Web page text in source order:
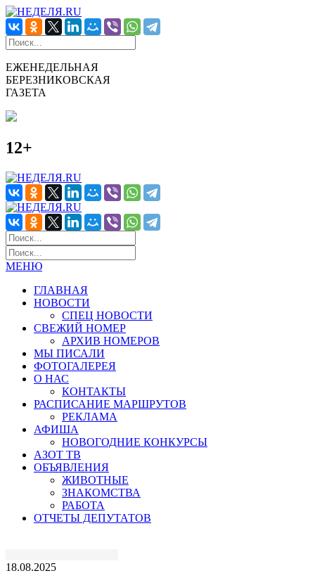
ЕЖЕНЕДЕЛЬНАЯ
БЕРЕЗНИКОВСКАЯ
ГАЗЕТА
12+
МЕНЮ
ГЛАВНАЯ
НОВОСТИ
СПЕЦ НОВОСТИ
СВЕЖИЙ НОМЕР
АРХИВ НОМЕРОВ
МЫ ПИСАЛИ
ФОТОГАЛЕРЕЯ
О НАС
КОНТАКТЫ
РАСПИСАНИЕ МАРШРУТОВ
РЕКЛАМА
АФИША
НОВОГОДНИЕ КОНКУРСЫ
АЗОТ ТВ
ОБЪЯВЛЕНИЯ
ЖИВОТНЫЕ
ЗНАКОМСТВА
РАБОТА
ОТЧЕТЫ ДЕПУТАТОВ
18.08.2025